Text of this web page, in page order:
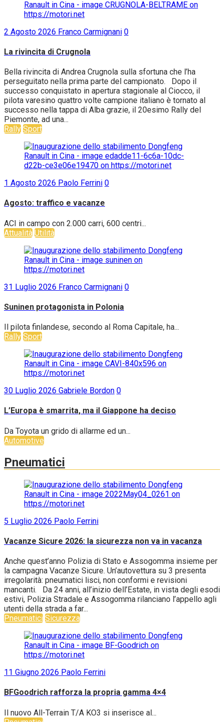
2 Agosto 2026 Franco Carmignani 0
La rivincita di Crugnola
Bella rivincita di Andrea Crugnola sulla sfortuna che l’ha
perseguitato nella prima parte del campionato. Dopo il
successo conquistato in apertura stagionale al Ciocco, il
pilota varesino quattro volte campione italiano è tornato al
successo nella tappa di Alba grazie, il 20esimo Rally del
Piemonte, ad una...
Rally Sport
1 Agosto 2026 Paolo Ferrini 0
Agosto: traffico e vacanze
ACI in campo con 2.000 carri, 600 centri...
Attualità Utilità
31 Luglio 2026 Franco Carmignani 0
Suninen protagonista in Polonia
Il pilota finlandese, secondo al Roma Capitale, ha...
Rally Sport
30 Luglio 2026 Gabriele Bordon 0
L’Europa è smarrita, ma il Giappone ha deciso
Da Toyota un grido di allarme ed un...
Automotive
Pneumatici
5 Luglio 2026 Paolo Ferrini
Vacanze Sicure 2026: la sicurezza non va in vacanza
Anche quest’anno Polizia di Stato e Assogomma insieme per
la campagna Vacanze Sicure. Un’autovettura su 3 presenta
irregolarità: pneumatici lisci, non conformi e revisioni
mancanti. Da 24 anni, all’inizio dell’Estate, in vista degli esodi
estivi, Polizia Stradale e Assogomma rilanciano l’appello agli
utenti della strada a far...
Pneumatici Sicurezza
11 Giugno 2026 Paolo Ferrini
BFGoodrich rafforza la propria gamma 4×4
Il nuovo All-Terrain T/A KO3 si inserisce al...